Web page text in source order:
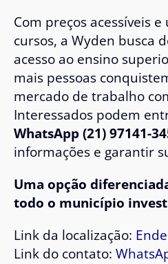
Com preços acessíveis
cursos, a Wyden busca
acesso ao ensino
mais pessoas
mercado de trabalho
Interessados podem
WhatsApp(21) 97141-
informações e garantir
Uma opção
todo o município
Link da localização:
Link do contato: